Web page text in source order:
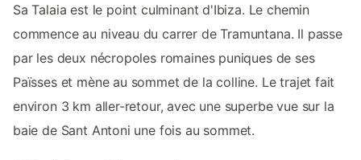
Sa Talaia est le point culminant d'Ibiza. Le chemin
commence au niveau du carrer de Tramuntana. Il passe
par les deux nécropoles romaines puniques de ses
Païsses et mène au sommet de la colline. Le trajet fait
environ 3 km aller-retour, avec une superbe vue sur la
baie de Sant Antoni une fois au sommet.